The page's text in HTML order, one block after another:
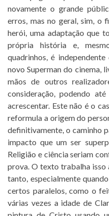
novamente o grande
erros, mas no geral, sim, o
herói, uma adaptação que
própria história e,
quadrinhos, é
novo Superman do cinema,
mãos de outros
consideração, podendo
acrescentar. Este não é o
reformula a origem do
definitivamente, o caminho
impacto que um ser
Religião e ciência seriam
prova. O texto trabalha isso
tanto, especialmente
certos paralelos, como o
várias vezes a idade de